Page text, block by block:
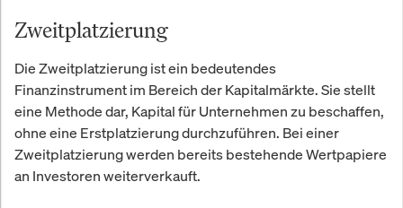
Zweitplatzierung
Die Zweitplatzierung ist ein bedeutendes
Finanzinstrument im Bereich der Kapitalmärkte. Sie stellt
eine Methode dar, Kapital für Unternehmen zu beschaffen,
ohne eine Erstplatzierung durchzuführen. Bei einer
Zweitplatzierung werden bereits bestehende Wertpapiere
an Investoren weiterverkauft.